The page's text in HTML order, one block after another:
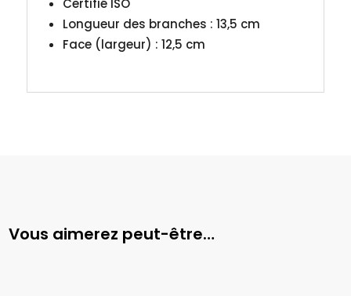
Certifié ISO
Longueur des branches : 13,5 cm
Face (largeur) : 12,5 cm
Vous aimerez peut-être…